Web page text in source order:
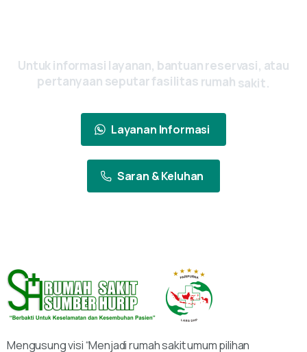
Untukinformasi layanan, bantuanreservasi, atau
pertanyaan seputarfasilitas rumah sakit.
Layanan Informasi
Saran & Keluhan
Mengusung visi “Menjadi rumah sakit umum pilihan